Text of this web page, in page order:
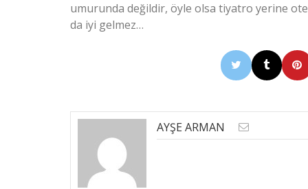
umurunda değildir, öyle olsa tiyatro yerine otel
da iyi gelmez…
AYŞE ARMAN